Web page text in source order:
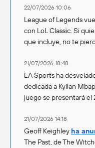
22/07/2026 10:06
League of Legends
con LoL Classic. Si
que incluye, no te
21/07/2026 18:48
EA Sports ha
dedicada a Kylian
juego se presentará el
21/07/2026 14:18
Geoff Keighley ha
The Past, de The